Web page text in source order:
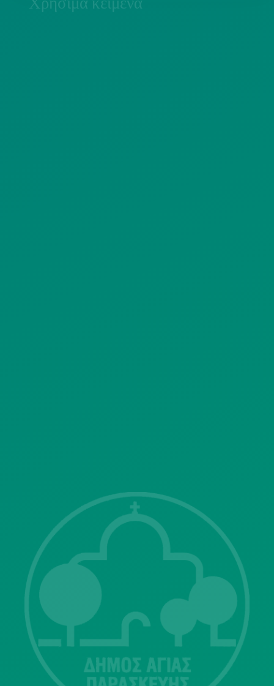
Λ. Μεσογείων 415-417 Τ.Κ.15343
Αγία Παρασκευή
213 2004500
dimos@agiaparaskevi.gr